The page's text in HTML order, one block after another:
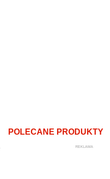
POLECANE PRODUKTY
REKLAMA